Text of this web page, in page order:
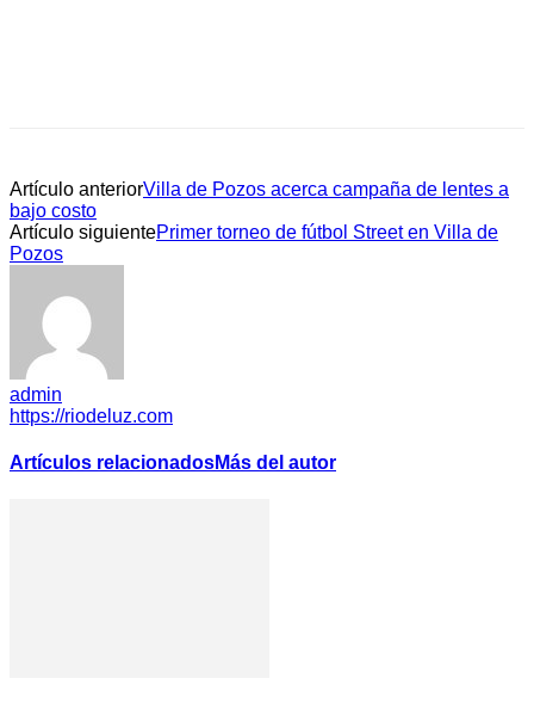
Artículo anteriorVilla de Pozos acerca campaña de lentes a
bajo costo
Artículo siguientePrimer torneo de fútbol Street en Villa de
Pozos
admin
https://riodeluz.com
Artículos relacionadosMás del autor